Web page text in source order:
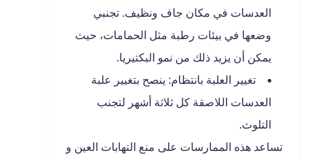
العدسات في مكان جاف ونظيف. تجنبي
وضعها في بيئات رطبة مثل الحمامات، حيث
يمكن أن يزيد ذلك من نمو البكتيريا.
تغيير العلبة بانتظام: ينصح بتغيير علبة
العدسات اللاصقة كل ثلاثة أشهر لتجنب
التلوث.
تساعد هذه الممارسات على منع التهابات العين و